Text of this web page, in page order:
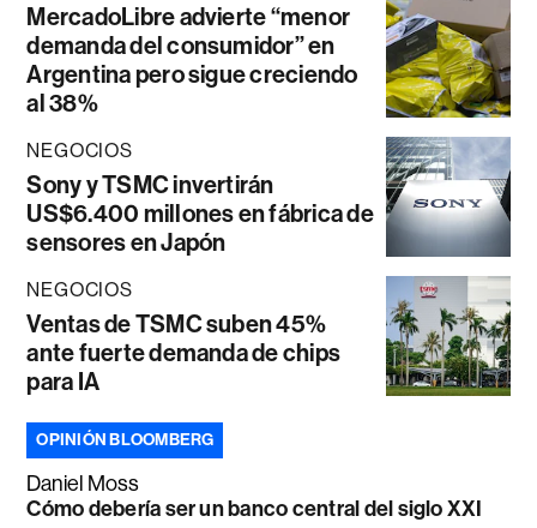
MercadoLibre advierte “menor
demanda del consumidor” en
Argentina pero sigue creciendo
al 38%
NEGOCIOS
Sony y TSMC invertirán
US$6.400 millones en fábrica de
sensores en Japón
NEGOCIOS
Ventas de TSMC suben 45%
ante fuerte demanda de chips
para IA
OPINIÓN BLOOMBERG
Daniel Moss
Cómo debería ser un banco central del siglo XXI